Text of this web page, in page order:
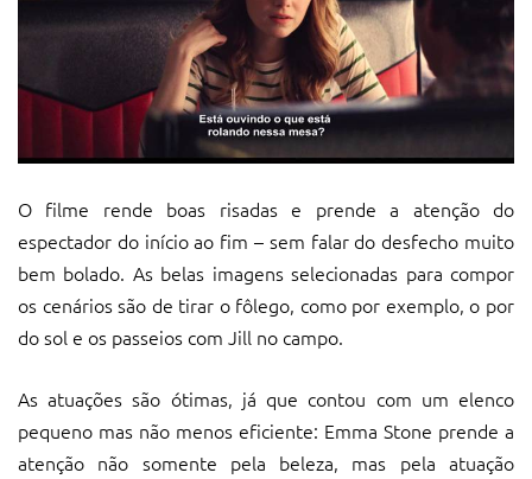
O filme rende boas risadas e prende a atenção do
espectador do início ao fim – sem falar do desfecho muito
bem bolado. As belas imagens selecionadas para compor
os cenários são de tirar o fôlego, como por exemplo, o por
do sol e os passeios com Jill no campo.
As atuações são ótimas, já que contou com um elenco
pequeno mas não menos eficiente: Emma Stone prende a
atenção não somente pela beleza, mas pela atuação